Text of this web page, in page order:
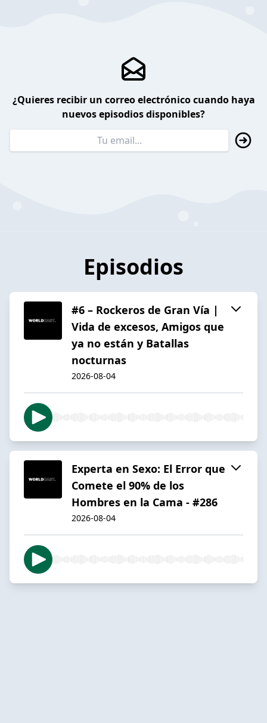
¿Quieres recibir un correo electrónico cuando haya
nuevos episodios disponibles?
Episodios
#6 – Rockeros de Gran Vía |
Vida de excesos, Amigos que
ya no están y Batallas
nocturnas
2026-08-04
Experta en Sexo: El Error que
Comete el 90% de los
Hombres en la Cama - ⁠#286
2026-08-04